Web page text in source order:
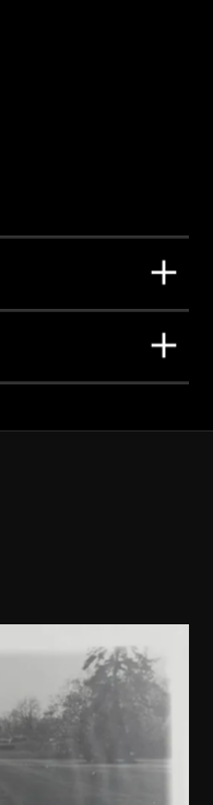
一世纪视觉